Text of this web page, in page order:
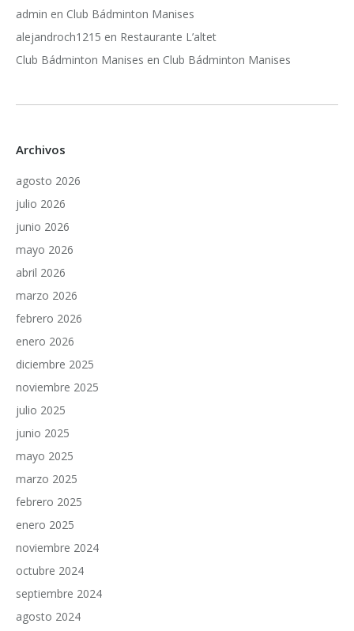
admin en Club Bádminton Manises
alejandroch1215 en Restaurante L’altet
Club Bádminton Manises en Club Bádminton Manises
Archivos
agosto 2026
julio 2026
junio 2026
mayo 2026
abril 2026
marzo 2026
febrero 2026
enero 2026
diciembre 2025
noviembre 2025
julio 2025
junio 2025
mayo 2025
marzo 2025
febrero 2025
enero 2025
noviembre 2024
octubre 2024
septiembre 2024
agosto 2024